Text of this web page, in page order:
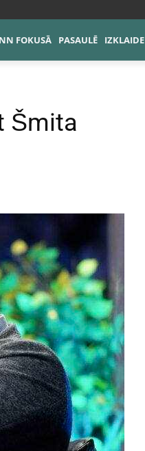
FOKUSĀ PASAULĒ IZKLAIDE
Šmita